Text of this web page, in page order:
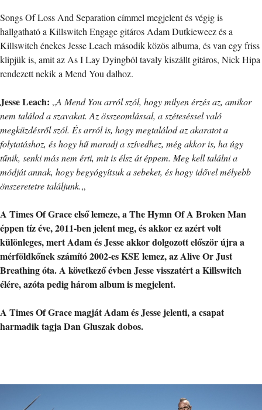
Songs Of Loss And Separation címmel megjelent és végig is
hallgatható a Killswitch Engage gitáros Adam Dutkiewecz és a
Killswitch énekes Jesse Leach második közös albuma, és van egy friss
klipjük is, amit az As I Lay Dyingból tavaly kiszállt gitáros, Nick Hipa
rendezett nekik a Mend You dalhoz.
Jesse Leach: „A Mend You arról szól, hogy milyen érzés az, amikor
nem találod a szavakat. Az összeomlással, a széteséssel való
megküzdésről szól. És arról is, hogy megtalálod az akaratot a
folytatáshoz, és hogy hű maradj a szívedhez, még akkor is, ha úgy
tűnik, senki más nem érti, mit is élsz át éppem. Meg kell találni a
módját annak, hogy begyógyítsuk a sebeket, és hogy idővel mélyebb
önszeretetre találjunk.„
A Times Of Grace első lemeze, a The Hymn Of A Broken Man
éppen tíz éve, 2011-ben jelent meg, és akkor ez azért volt
különleges, mert Adam és Jesse akkor dolgozott először újra a
mérföldkőnek számító 2002-es KSE lemez, az Alive Or Just
Breathing óta. A következő évben Jesse visszatért a Killswitch
élére, azóta pedig három album is megjelent.
A Times Of Grace magját Adam és Jesse jelenti, a csapat
harmadik tagja Dan Gluszak dobos.